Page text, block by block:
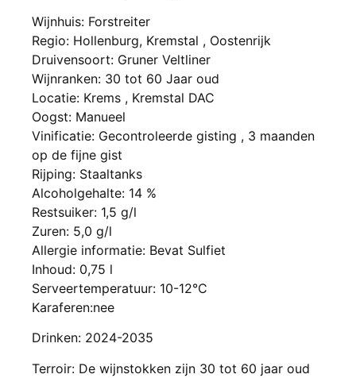
Wijnhuis: Forstreiter
Regio: Hollenburg, Kremstal , Oostenrijk
Druivensoort: Gruner Veltliner
Wijnranken: 30 tot 60 Jaar oud
Locatie: Krems , Kremstal DAC
Oogst: Manueel
Vinificatie: Gecontroleerde gisting , 3 maanden
op de fijne gist
Rijping: Staaltanks
Alcoholgehalte: 14 %
Restsuiker: 1,5 g/l
Zuren: 5,0 g/l
Allergie informatie: Bevat Sulfiet
Inhoud: 0,75 l
Serveertemperatuur: 10-12°C
Karaferen:nee
Drinken: 2024-2035
Terroir: De wijnstokken zijn 30 tot 60 jaar oud